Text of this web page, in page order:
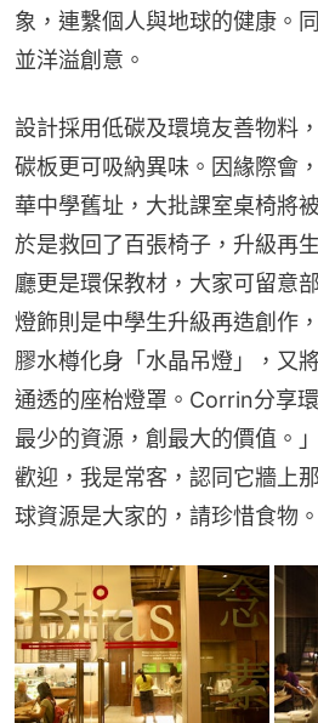
象，連繫個人與地球的健康。
並洋溢創意。
設計採用低碳及環境友善物料
碳板更可吸納異味。因緣際會
華中學舊址，大批課室桌椅將
於是救回了百張椅子，升級再
廳更是環保教材，大家可留意
燈飾則是中學生升級再造創作
膠水樽化身「水晶吊燈」，又
通透的座枱燈罩。Corrin分享
最少的資源，創最大的價值。
歡迎，我是常客，認同它牆上
球資源是大家的，請珍惜食物。